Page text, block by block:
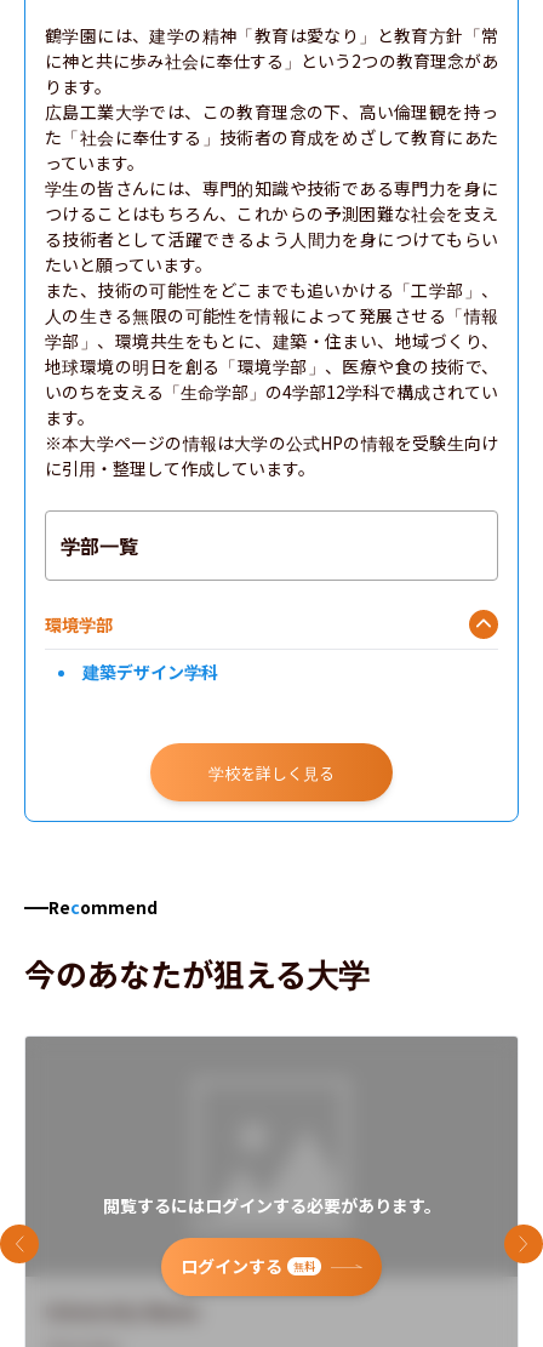
鶴学園には、建学の精神「教育は愛なり」と教育方針「常
に神と共に歩み社会に奉仕する」という2つの教育理念があ
ります。
広島工業大学では、この教育理念の下、高い倫理観を持っ
た「社会に奉仕する」技術者の育成をめざして教育にあた
っています。
学生の皆さんには、専門的知識や技術である専門力を身に
つけることはもちろん、これからの予測困難な社会を支え
る技術者として活躍できるよう人間力を身につけてもらい
たいと願っています。
また、技術の可能性をどこまでも追いかける「工学部」、
人の生きる無限の可能性を情報によって発展させる「情報
学部」、環境共生をもとに、建築・住まい、地域づくり、
地球環境の明日を創る「環境学部」、医療や食の技術で、
いのちを支える「生命学部」の4学部12学科で構成されてい
ます。
※本大学ページの情報は大学の公式HPの情報を受験生向け
に引用・整理して作成しています。
学部一覧
環境学部
建築デザイン学科
学校を詳しく見る
Recommend
今のあなたが狙える大学
閲覧するにはログインする必要があります。
ログインする 無料
前のスライド 次